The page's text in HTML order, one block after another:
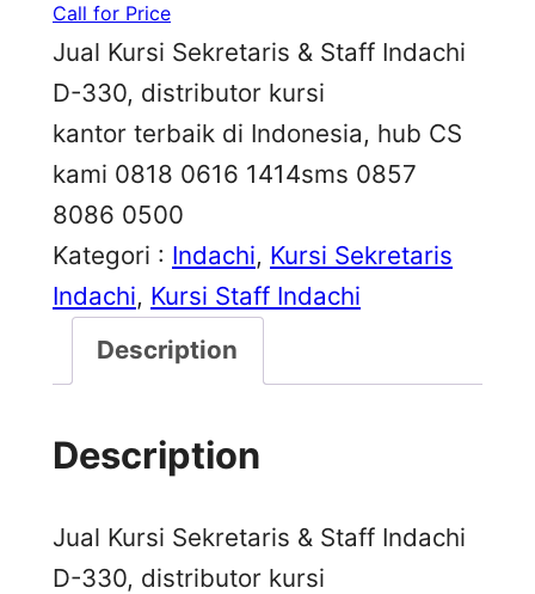
Call for Price
Jual Kursi Sekretaris & Staff Indachi
D-330, distributor kursi
kantor terbaik di Indonesia, hub CS
kami 0818 0616 1414sms 0857
8086 0500
Kategori : Indachi, Kursi Sekretaris
Indachi, Kursi Staff Indachi
Description
Description
Jual Kursi Sekretaris & Staff Indachi
D-330, distributor kursi